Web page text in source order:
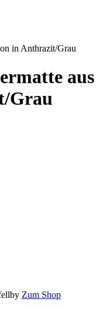
in Anthrazit/Grau
aus
Grau
Zum Shop